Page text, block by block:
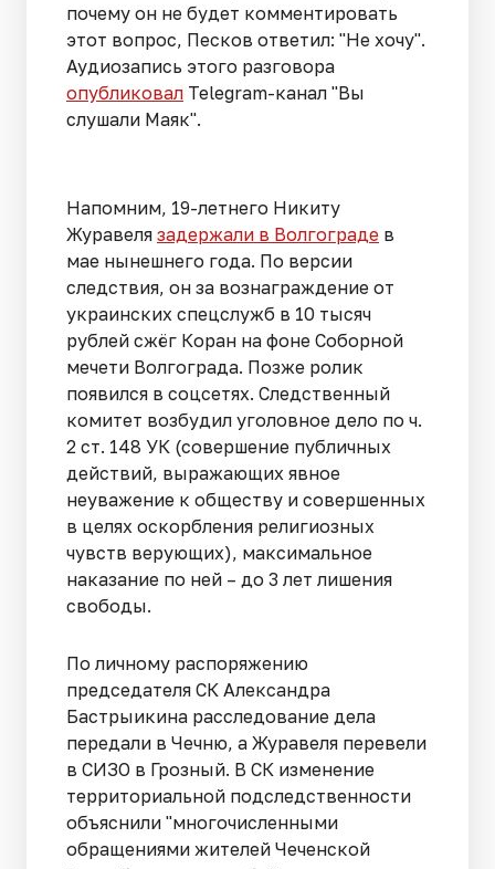
почему он не будет комментировать
этот вопрос, Песков ответил: "Не хочу".
Аудиозапись этого разговора
опубликовал Telegram-канал "Вы
слушали Маяк".
Напомним, 19-летнего Никиту
Журавеля задержали в Волгограде в
мае нынешнего года. По версии
следствия, он за вознаграждение от
украинских спецслужб в 10 тысяч
рублей сжёг Коран на фоне Соборной
мечети Волгограда. Позже ролик
появился в соцсетях. Следственный
комитет возбудил уголовное дело по ч.
2 ст. 148 УК (совершение публичных
действий, выражающих явное
неуважение к обществу и совершенных
в целях оскорбления религиозных
чувств верующих), максимальное
наказание по ней – до 3 лет лишения
свободы.
По личному распоряжению
председателя СК Александра
Бастрыикина расследование дела
передали в Чечню, а Журавеля перевели
в СИЗО в Грозный. В СК изменение
территориальной подследственности
объяснили "многочисленными
обращениями жителей Чеченской